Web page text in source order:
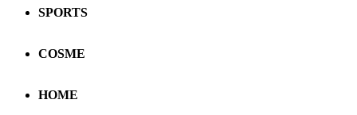
SPORTS
COSME
HOME